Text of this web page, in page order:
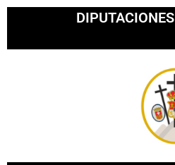
DIPUTACIONES